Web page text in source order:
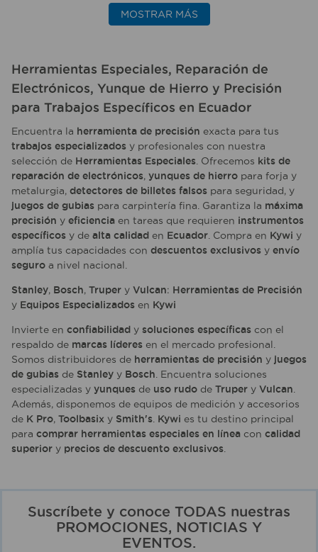
MOSTRAR MÁS
Herramientas Especiales, Reparación de
Electrónicos, Yunque de Hierro y Precisión
para Trabajos Específicos en Ecuador
Encuentra la herramienta de precisión exacta para tus
trabajos especializados y profesionales con nuestra
selección de Herramientas Especiales . Ofrecemos kits de
reparación de electrónicos, yunques de hierro para forja y
metalurgia, detectores de billetes falsos para seguridad, y
juegos de gubias para carpintería fina. Garantiza la máxima
precisión y eficiencia en tareas que requieren instrumentos
específicos y de alta calidad en Ecuador . Compra en Kywi y
amplía tus capacidades con descuentos exclusivos y envío
seguro a nivel nacional.
Stanley, Bosch, Truper y Vulcan: Herramientas de Precisión
y Equipos Especializados en Kywi
Invierte en confiabilidad y soluciones específicas con el
respaldo de marcas líderes en el mercado profesional.
Somos distribuidores de herramientas de precisión y juegos
de gubias de Stanley y Bosch . Encuentra soluciones
especializadas y yunques de uso rudo de Truper y Vulcan
Además, disponemos de equipos de medición y accesorios
de K Pro, Toolbasix y Smith's Kywi es tu destino principal
para comprar herramientas especiales en línea con calidad
superior y precios de descuento exclusivos
Suscríbete y conoce TODAS nuestras
PROMOCIONES, NOTICIAS Y
EVENTOS.